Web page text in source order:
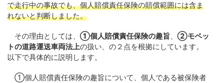
で走行中の事故でも、個人賠償責任保険の賠償範囲には含ま
れないと判断しました。
その理由としては、 ①個人賠償責任保険の趣旨、 ②モペッ
トの道路運送車両法上の扱い、の２点を根拠にしています。
以下で具体的に説明します。
①個人賠償責任保険の趣旨について、個人である被保険者